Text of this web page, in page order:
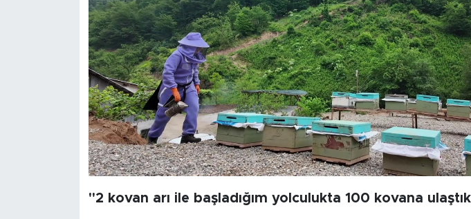
"2 kovan arı ile başladığım yolculukta 100 kovana